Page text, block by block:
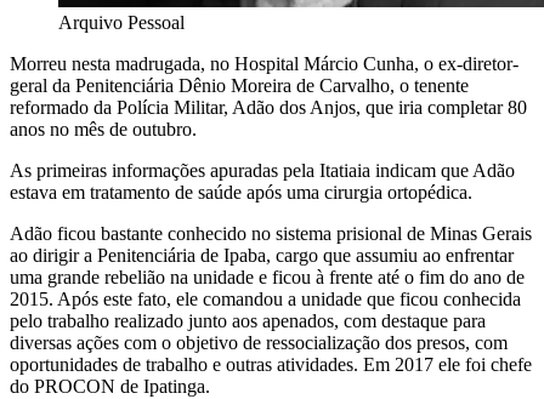
Arquivo Pessoal
Morreu nesta madrugada, no Hospital Márcio Cunha, o ex-diretor-
geral da Penitenciária Dênio Moreira de Carvalho, o tenente
reformado da Polícia Militar, Adão dos Anjos, que iria completar 80
anos no mês de outubro.
As primeiras informações apuradas pela Itatiaia indicam que Adão
estava em tratamento de saúde após uma cirurgia ortopédica.
Adão ficou bastante conhecido no sistema prisional de Minas Gerais
ao dirigir a Penitenciária de Ipaba, cargo que assumiu ao enfrentar
uma grande rebelião na unidade e ficou à frente até o fim do ano de
2015. Após este fato, ele comandou a unidade que ficou conhecida
pelo trabalho realizado junto aos apenados, com destaque para
diversas ações com o objetivo de ressocialização dos presos, com
oportunidades de trabalho e outras atividades. Em 2017 ele foi chefe
do PROCON de Ipatinga.